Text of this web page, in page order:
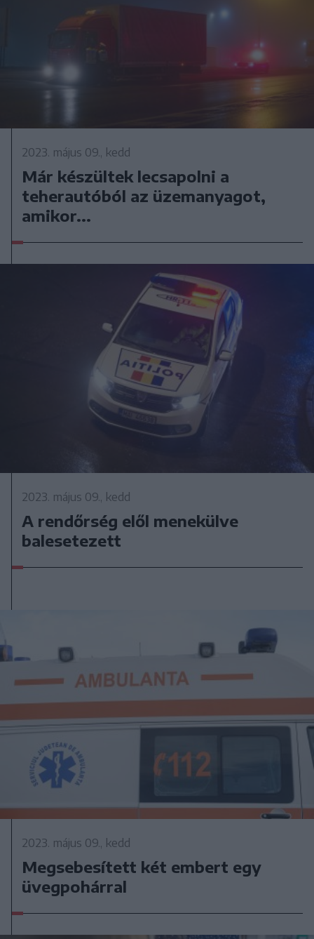
2023. május 09., kedd
Már készültek lecsapolni a
teherautóból az üzemanyagot,
amikor...
2023. május 09., kedd
A rendőrség elől menekülve
balesetezett
2023. május 09., kedd
Megsebesített két embert egy
üvegpohárral